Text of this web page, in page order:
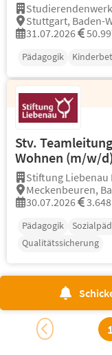
Stuttgart, Baden-
31.07.2026
Pädagogik
Stv.
Wohnen (m/w/d)
Stiftung Liebenau
Meckenbeuren,
30.07.2026
Pädagogik
Qualitätssicherung